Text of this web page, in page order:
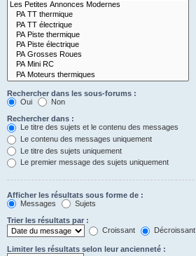
Rechercher dans les sous-forums :
Oui
Non
Rechercher dans :
Le titre des sujets et le contenu des messages
Le contenu des messages uniquement
Le titre des sujets uniquement
Le premier message des sujets uniquement
Afficher les résultats sous forme de :
Messages
Sujets
Trier les résultats par :
Croissant
Décroissant
Limiter les résultats selon leur ancienneté :